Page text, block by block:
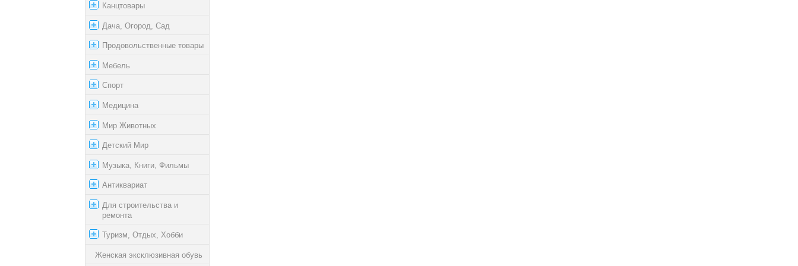
Канцтовары
Дача, Огород, Сад
Продовольственные товары
Мебель
Спорт
Медицина
Мир Животных
Детский Мир
Музыка, Книги, Фильмы
Антиквариат
Для строительства и
ремонта
Туризм, Отдых, Хобби
Женская эксклюзивная обувь